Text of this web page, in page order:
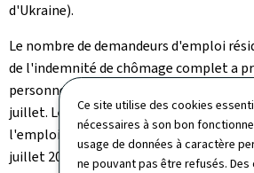
Ce site utilise des cookies
nécessaires à son bon
usage de données à caractère
ne pouvant pas être refusés. Des
d'Ukraine).
Le nombre de demandeurs d'emploi
de l'indemnité de chômage complet a
personnes ou de 20.4% sur un an, pour
juillet. Le nombre de bénéficiaires d'une
l'emploi s'établit à 4.325 en
juillet 2023.